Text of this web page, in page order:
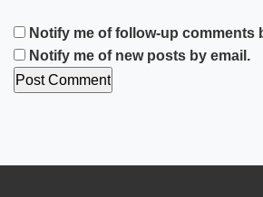
Notify me of follow-up comments
Notify me of new posts by email.